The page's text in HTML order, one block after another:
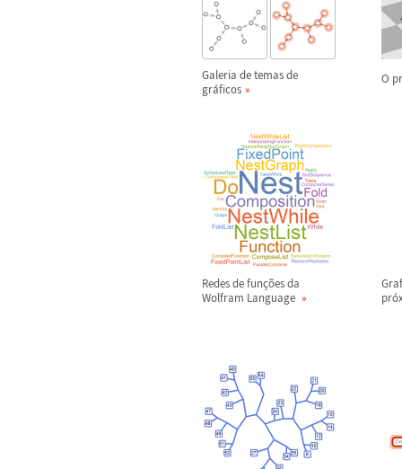
Galeria de temas de
gráficos
O
Redes de funções da
Wolfram Language
pró